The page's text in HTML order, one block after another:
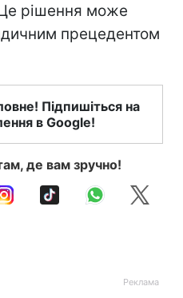
рішення може
прецедентом
Підпишіться на
в Google!
де вам зручно!